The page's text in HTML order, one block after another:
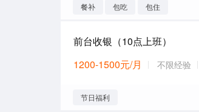
餐补 包吃 包住
前台收银（10点上班）
1200-1500元/月
不限经验
节日福利